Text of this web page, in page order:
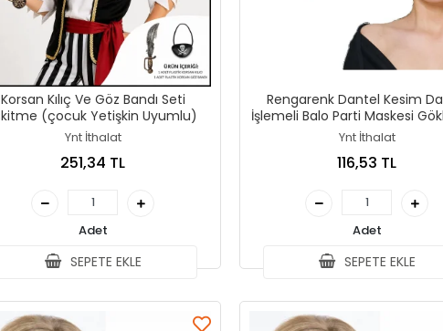
Korsan Kılıç Ve Göz Bandı Seti
Eskitme (çocuk Yetişkin Uyumlu)
Ynt İthalat
251,34 TL
Adet
SEPETE EKLE
Rengarenk Dantel Kesim
İşlemeli Balo Parti Maskesi
Ynt İthalat
116,53 TL
Adet
SEPETE EKLE